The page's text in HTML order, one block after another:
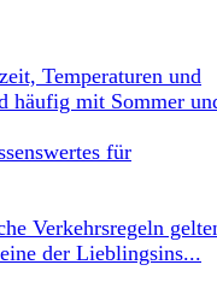
Temperaturen und
häufig mit Sommer
Verkehrsregeln
der Lieblingsins...